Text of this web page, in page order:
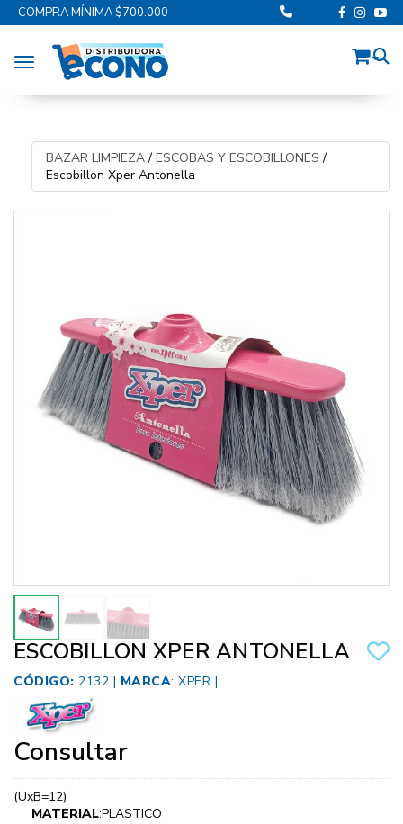
COMPRA MÍNIMA $700.000
Toggle navigation
BAZAR LIMPIEZA/ ESCOBAS Y ESCOBILLONES /
Escobillon Xper Antonella
ESCOBILLON XPER ANTONELLA
CÓDIGO: 2132 | MARCA: XPER |
Consultar
(UxB=12)
MATERIAL:PLASTICO